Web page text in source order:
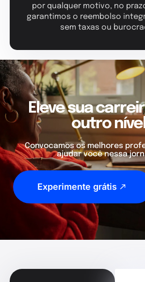
por qualquer motivo, no
garantimos o reembolso
sem taxas ou
Eleve sua
outro
Convocamos os melhores
ajudar você nessa
Experimente grátis